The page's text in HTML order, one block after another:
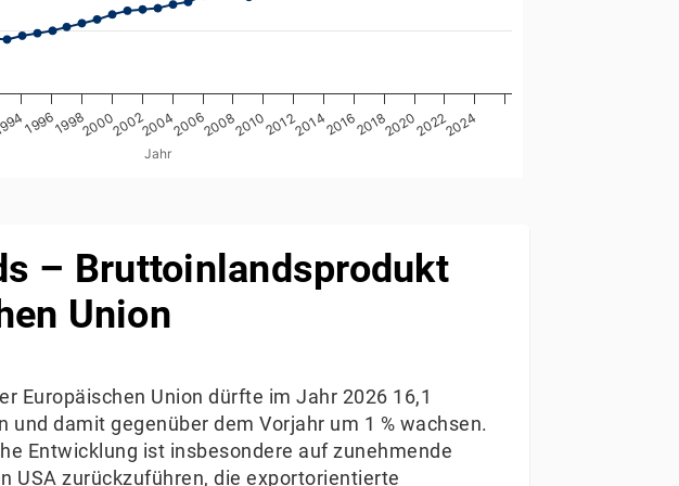
Jahr
199619982000200220042006200820102012201420162018202020222024
– Bruttoinlandsprodukt
Union
Europäischen Union dürfte im Jahr 2026 16,1
und damit gegenüber dem Vorjahr um 1 % wachsen.
Entwicklung ist insbesondere auf zunehmende
USA zurückzuführen, die exportorientierte